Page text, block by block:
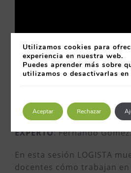
EXPERTO: Fernando
En esta sesión LOGISTA
docentes cómo trabajan
Utilizamos cookies para
experiencia en nuestra web.
Puedes aprender más sobre
utilizamos o desactivarlas
Aceptar Rechazar